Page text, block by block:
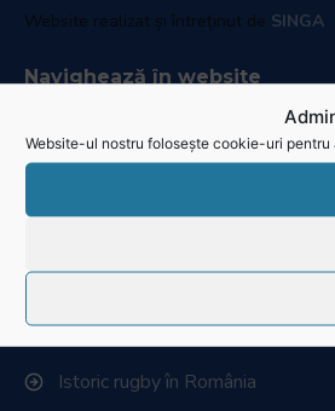
Website-ul nostru folosește cookie-uri
Website realizat și întreținut de SINGA
Navighează în website
Ultimele știri
Contactează-ne
Cum se joacă Rugby
Federația Româna de Rugby
Istoric rugby în România